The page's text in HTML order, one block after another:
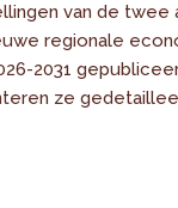
van de twee
regionale
2031
ze